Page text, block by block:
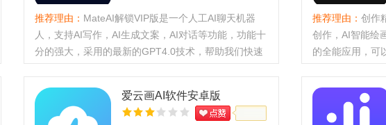
推荐理由： MateAI解锁VIP版是一个人工AI聊天机器
人，支持AI写作，AI生成文案，AI对话等功能，功能十
分的强大，采用的最新的GPT4.0技术，帮助我们快速
推荐理由： 创作
创作，AI智能绘
的全能应用，可
爱云画AI软件安卓版